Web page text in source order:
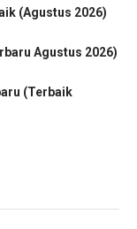
(Agustus 2026)
Agustus 2026)
(Terbaik